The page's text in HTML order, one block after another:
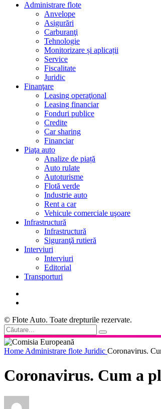
Administrare flote
Anvelope
Asigurări
Carburanţi
Tehnologie
Monitorizare și aplicații
Service
Fiscalitate
Juridic
Finanţare
Leasing operaţional
Leasing financiar
Fonduri publice
Credite
Car sharing
Financiar
Piaţa auto
Analize de piață
Auto rulate
Autoturisme
Flotă verde
Industrie auto
Rent a car
Vehicule comerciale uşoare
Infrastructură
Infrastructură
Siguranţă rutieră
Interviuri
Interviuri
Editorial
Transporturi
© Flote Auto. Toate drepturile rezervate.
Home Administrare flote Juridic Coronavirus.
Coronavirus. Cum a